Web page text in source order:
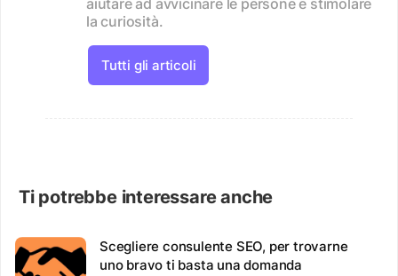
aiutare ad avvicinare le persone e stimolare
la curiosità.
Tutti gli articoli
Ti potrebbe interessare anche
Scegliere consulente SEO, per trovarne
uno bravo ti basta una domanda